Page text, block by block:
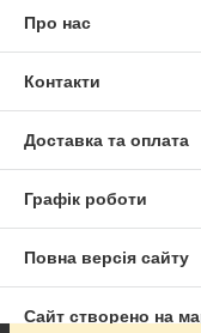
Про нас
Контакти
Доставка та оплата
Графік роботи
Повна версія сайту
Сайт створено на